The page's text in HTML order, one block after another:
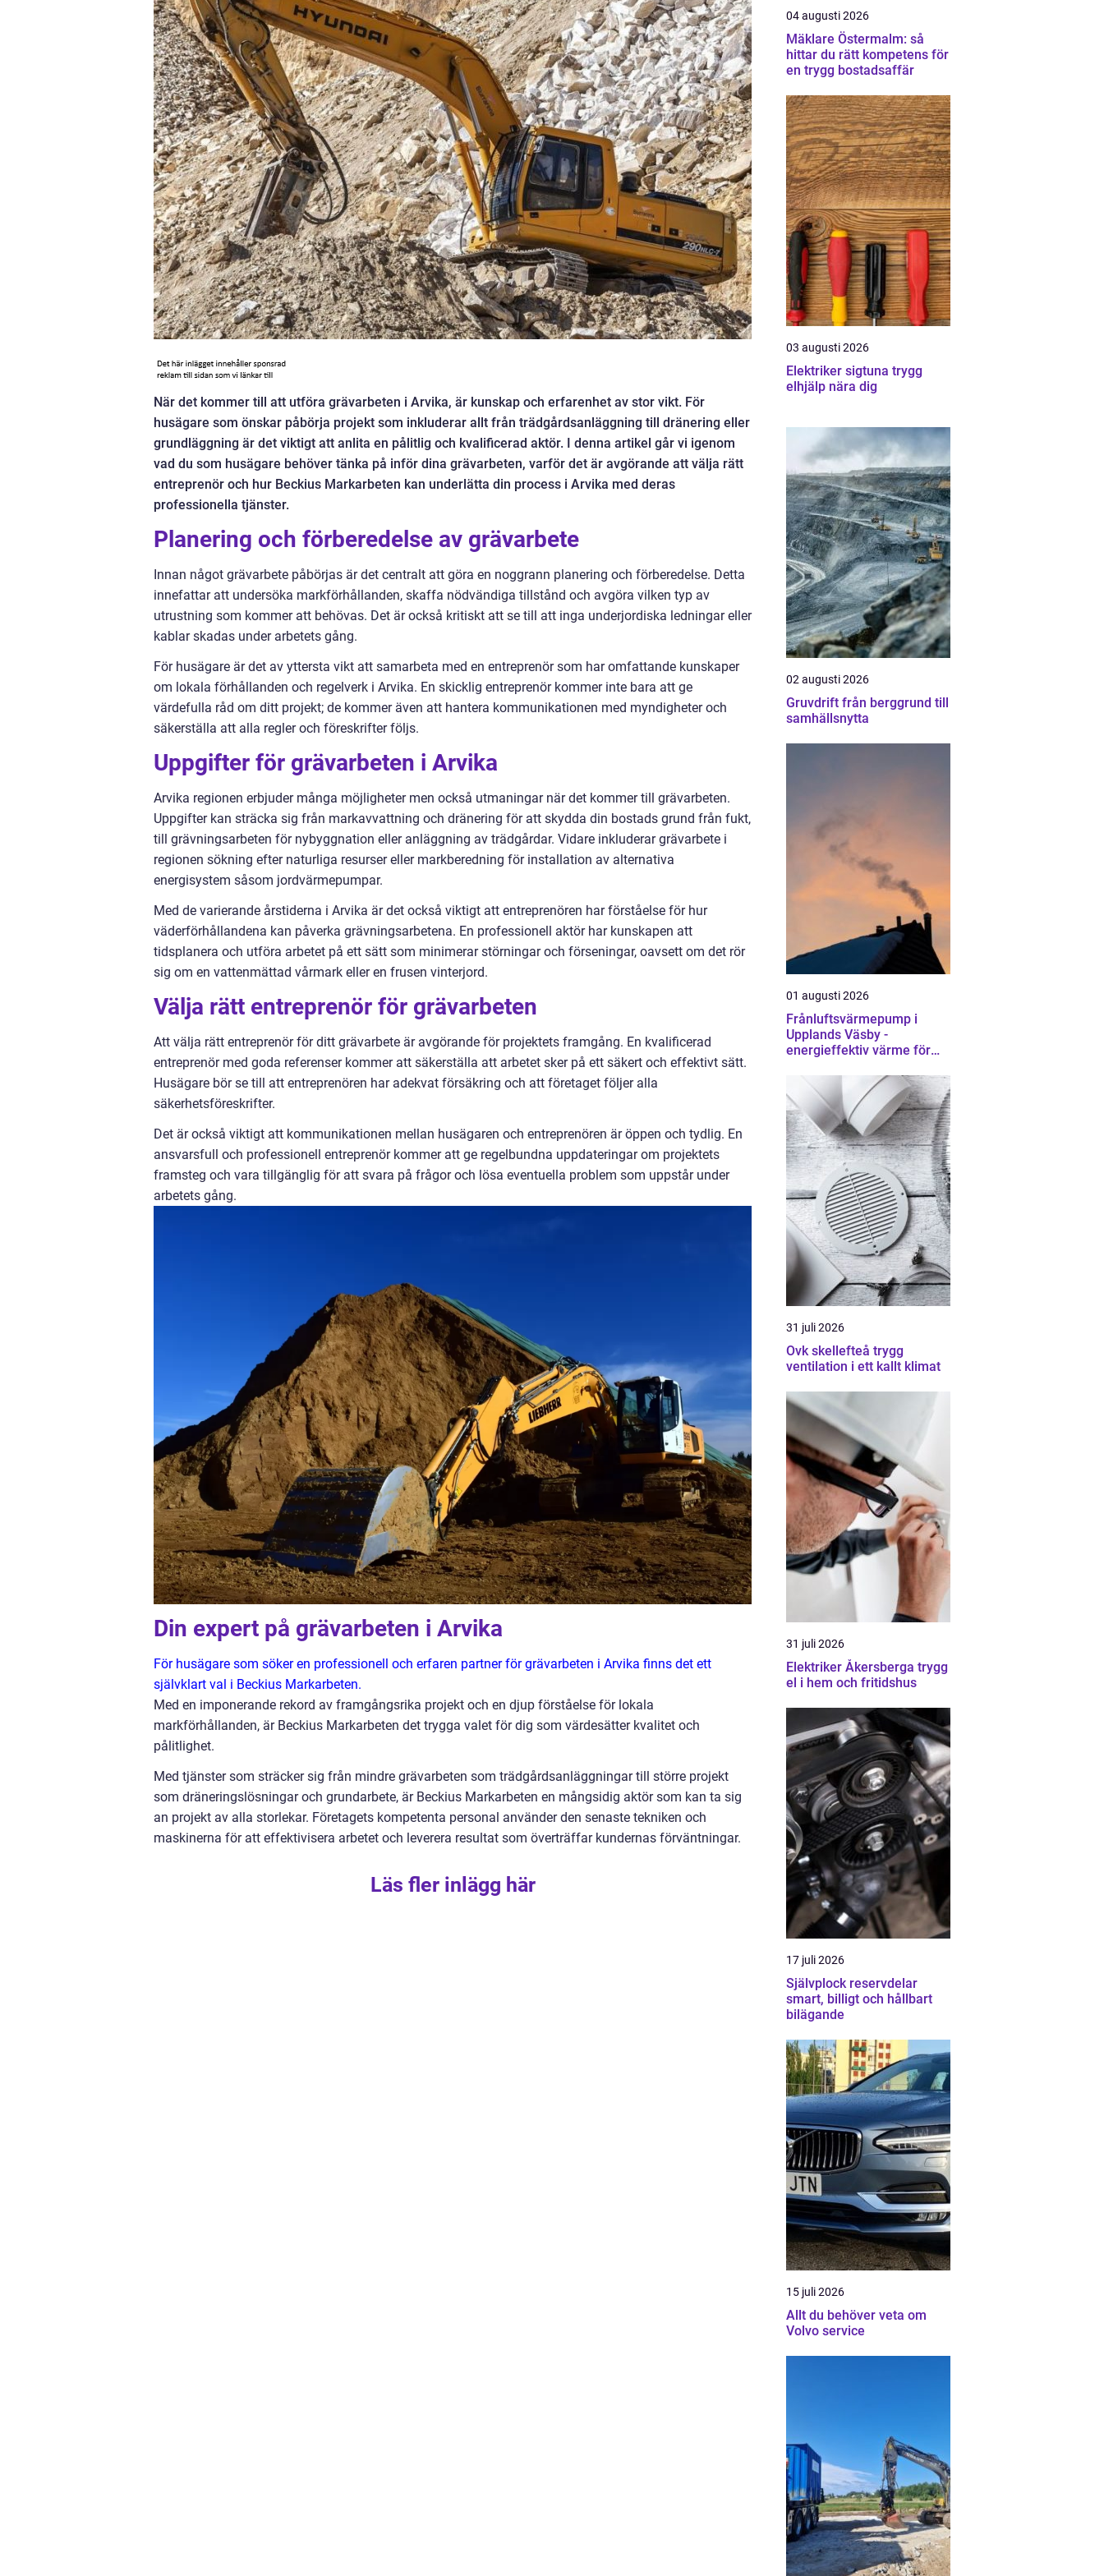
När det kommer till att utföra grävarbeten i Arvika, är kunskap och erfarenhet av stor vikt. För
husägare som önskar påbörja projekt som inkluderar allt från trädgårdsanläggning till dränering eller
grundläggning är det viktigt att anlita en pålitlig och kvalificerad aktör. I denna artikel går vi igenom
vad du som husägare behöver tänka på inför dina grävarbeten, varför det är avgörande att välja rätt
entreprenör och hur Beckius Markarbeten kan underlätta din process i Arvika med deras
professionella tjänster.
Planering och förberedelse av grävarbete
Innan något grävarbete påbörjas är det centralt att göra en noggrann planering och förberedelse. Detta
innefattar att undersöka markförhållanden, skaffa nödvändiga tillstånd och avgöra vilken typ av
utrustning som kommer att behövas. Det är också kritiskt att se till att inga underjordiska ledningar eller
kablar skadas under arbetets gång.
För husägare är det av yttersta vikt att samarbeta med en entreprenör som har omfattande kunskaper
om lokala förhållanden och regelverk i Arvika. En skicklig entreprenör kommer inte bara att ge
värdefulla råd om ditt projekt; de kommer även att hantera kommunikationen med myndigheter och
säkerställa att alla regler och föreskrifter följs.
Uppgifter för grävarbeten i Arvika
Arvika regionen erbjuder många möjligheter men också utmaningar när det kommer till grävarbeten.
Uppgifter kan sträcka sig från markavvattning och dränering för att skydda din bostads grund från fukt,
till grävningsarbeten för nybyggnation eller anläggning av trädgårdar. Vidare inkluderar grävarbete i
regionen sökning efter naturliga resurser eller markberedning för installation av alternativa
energisystem såsom jordvärmepumpar.
Med de varierande årstiderna i Arvika är det också viktigt att entreprenören har förståelse för hur
väderförhållandena kan påverka grävningsarbetena. En professionell aktör har kunskapen att
tidsplanera och utföra arbetet på ett sätt som minimerar störningar och förseningar, oavsett om det rör
sig om en vattenmättad vårmark eller en frusen vinterjord.
Välja rätt entreprenör för grävarbeten
Att välja rätt entreprenör för ditt grävarbete är avgörande för projektets framgång. En kvalificerad
entreprenör med goda referenser kommer att säkerställa att arbetet sker på ett säkert och effektivt sätt.
Husägare bör se till att entreprenören har adekvat försäkring och att företaget följer alla
säkerhetsföreskrifter.
Det är också viktigt att kommunikationen mellan husägaren och entreprenören är öppen och tydlig. En
ansvarsfull och professionell entreprenör kommer att ge regelbundna uppdateringar om projektets
framsteg och vara tillgänglig för att svara på frågor och lösa eventuella problem som uppstår under
arbetets gång.
Din expert på grävarbeten i Arvika
För husägare som söker en professionell och erfaren partner för grävarbeten i Arvika finns det ett
självklart val i Beckius Markarbeten.
Med en imponerande rekord av framgångsrika projekt och en djup förståelse för lokala
markförhållanden, är Beckius Markarbeten det trygga valet för dig som värdesätter kvalitet och
pålitlighet.
Med tjänster som sträcker sig från mindre grävarbeten som trädgårdsanläggningar till större projekt
som dräneringslösningar och grundarbete, är Beckius Markarbeten en mångsidig aktör som kan ta sig
an projekt av alla storlekar. Företagets kompetenta personal använder den senaste tekniken och
maskinerna för att effektivisera arbetet och leverera resultat som överträffar kundernas förväntningar.
Läs fler inlägg här
04 augusti 2026
Mäklare Östermalm: så
hittar du rätt kompetens för
en trygg bostadsaffär
03 augusti 2026
Elektriker sigtuna trygg
elhjälp nära dig
02 augusti 2026
Gruvdrift från berggrund till
samhällsnytta
01 augusti 2026
Frånluftsvärmepump i
Upplands Väsby -
energieffektiv värme för
31 juli 2026
Ovk skellefteå trygg
ventilation i ett kallt klimat
31 juli 2026
Elektriker Åkersberga trygg
el i hem och fritidshus
17 juli 2026
Självplock reservdelar
smart, billigt och hållbart
bilägande
15 juli 2026
Allt du behöver veta om
Volvo service